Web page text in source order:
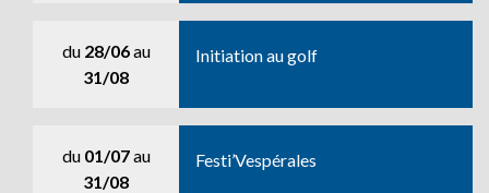
du 28/06au
31/08
Initiation au golf
du 01/07au
31/08
Festi’Vespérales